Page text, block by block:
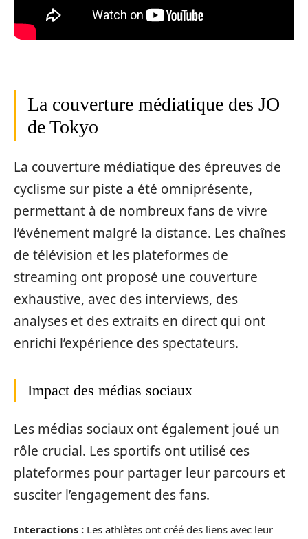
La couverture médiatique des JO
de Tokyo
La couverture médiatique des épreuves de
cyclisme sur piste a été omniprésente,
permettant à de nombreux fans de vivre
l’événement malgré la distance. Les chaînes
de télévision et les plateformes de
streaming ont proposé une couverture
exhaustive, avec des interviews, des
analyses et des extraits en direct qui ont
enrichi l’expérience des spectateurs.
Impact des médias sociaux
Les médias sociaux ont également joué un
rôle crucial. Les sportifs ont utilisé ces
plateformes pour partager leur parcours et
susciter l’engagement des fans.
Interactions : Les athlètes ont créé des liens avec leur